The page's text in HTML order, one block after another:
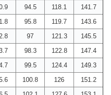
94.5 118.1
141.7
95.8 119.7
143.6
97 121.3
145.5
98.3 122.8
147.4
99.5 124.4
149.3
100.8 126
151.2